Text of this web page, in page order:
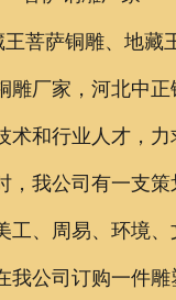
王菩萨铜雕、地藏
雕厂家 ， 河北中正
术和行业人才，
，我公司有一支
工、周易、环境
我公司订购一件